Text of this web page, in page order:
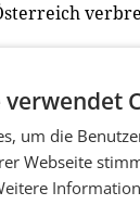
und Tat zur
maßgeblich
was
der
Fragen zu
verwendet
um die
Webseite